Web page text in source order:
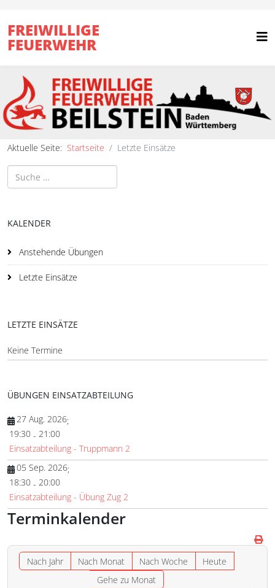
FREIWILLIGE
FEUERWEHR
Aktuelle Seite: Startseite Letzte Einsätze
Suchen
KALENDER
Anstehende Übungen
Letzte Einsätze
LETZTE EINSÄTZE
Keine Termine
ÜBUNGEN EINSATZABTEILUNG
27 Aug. 2026;
19:30 - 21:00
Einsatzabteilung - Truppmann 2
05 Sep. 2026;
18:30 - 20:00
Einsatzabteilung - Übung Zug 2
Terminkalender
Nach Jahr Nach Monat Nach Woche
Heute
Gehe zu Monat